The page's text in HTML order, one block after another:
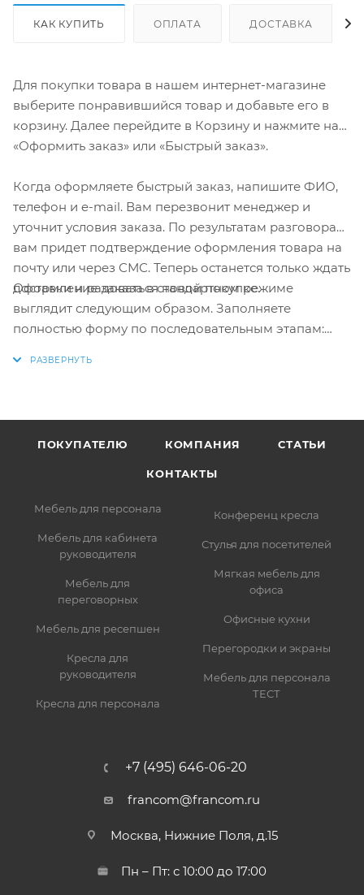
КАК КУПИТЬ ОПЛАТА ДОСТАВКА
Для покупки товара в нашем интернет-магазине
выберите понравившийся товар и добавьте его в
корзину. Далее перейдите в Корзину и нажмите на
«Оформить заказ» или «Быстрый заказ».
Когда оформляете быстрый заказ, напишите ФИО,
телефон и e-mail. Вам перезвонит менеджер и
уточнит условия заказа. По результатам разговора
вам придет подтверждение оформления товара на
почту или через СМС. Теперь останется только ждать
доставки и радоваться новой покупке.
Оформление заказа в стандартном режиме
выглядит следующим образом. Заполняете
полностью форму по последовательным этапам:
ПОКУПАТЕЛЮ КОМПАНИЯ СТАТЬИ
КОНТАКТЫ
Мебель для персонала
Мебель для кабинета
руководителя
Мебель для
переговорных
Мебель для ресепшен
Кресла для
руководителя
Кресла для персонала
Конференц кресла
Стулья для посетителей
Мягкая мебель для
офиса
Офисные кухни
Перегородки и экраны
Мебель для персонала
ТЕСТ
+7 (495) 646-06-20
francom@francom.ru
Москва, Нижние Поля, д.15
Пн – Пт: с 10:00 до 17:00